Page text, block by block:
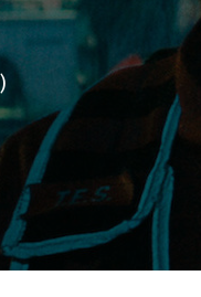
)